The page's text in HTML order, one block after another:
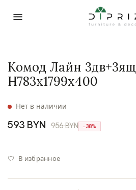
Нет в наличии
Комод Лайн 3дв+3ящ
Н783х1799х400
593 BYN 956 BYN −38%
В избранное